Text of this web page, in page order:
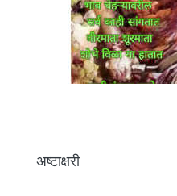
अष्टाक्षरी